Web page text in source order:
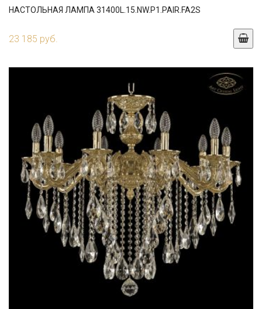
НАСТОЛЬНАЯ ЛАМПА 31400L.15.NW.P1.PAIR.FA2S
23 185 руб.